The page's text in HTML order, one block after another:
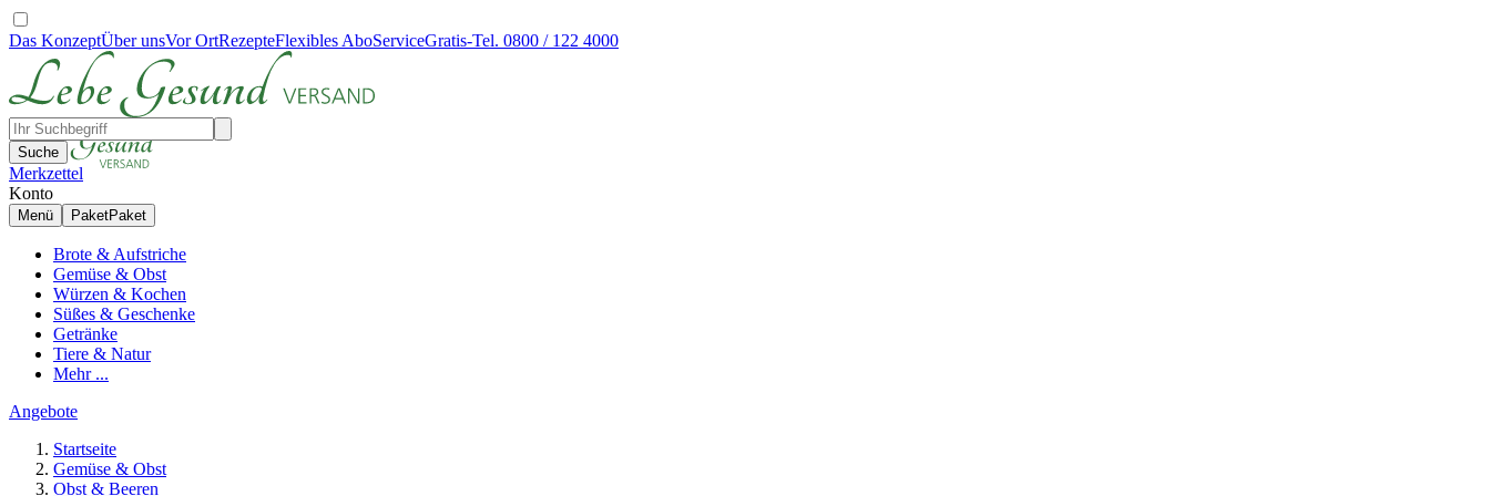
Das KonzeptÜber unsVor OrtRezepteFlexibles AboServiceGratis-Tel. 0800 / 122 4000
Suche
Merkzettel
Konto
Menü PaketPaket
Brote & Aufstriche
Gemüse & Obst
Würzen & Kochen
Süßes & Geschenke
Getränke
Tiere & Natur
Mehr ...
Angebote
Startseite
Gemüse & Obst
Obst & Beeren